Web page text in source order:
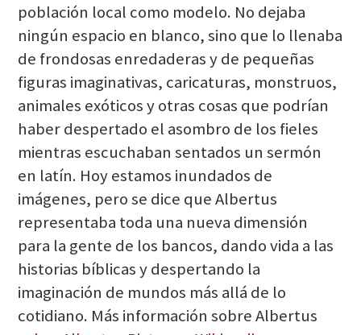
población local como modelo. No dejaba
ningún espacio en blanco, sino que lo llenaba
de frondosas enredaderas y de pequeñas
figuras imaginativas, caricaturas, monstruos,
animales exóticos y otras cosas que podrían
haber despertado el asombro de los fieles
mientras escuchaban sentados un sermón
en latín. Hoy estamos inundados de
imágenes, pero se dice que Albertus
representaba toda una nueva dimensión
para la gente de los bancos, dando vida a las
historias bíblicas y despertando la
imaginación de mundos más allá de lo
cotidiano. Más información sobre Albertus